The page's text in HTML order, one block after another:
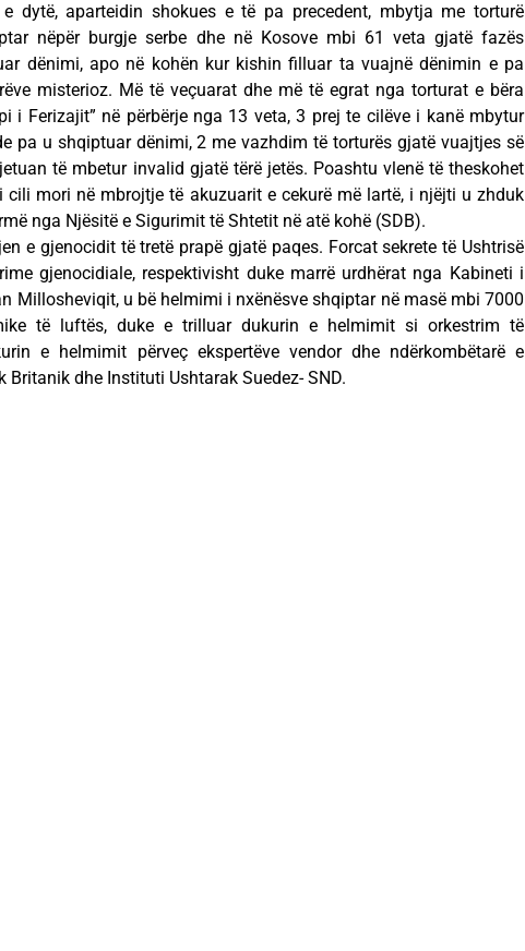
dytë, aparteidin shokues e të pa precedent, mbytja me torturë
nëpër burgje serbe dhe në Kosove mbi 61 veta gjatë fazës
dënimi, apo në kohën kur kishin filluar ta vuajnë dënimin e pa
misterioz. Më të veçuarat dhe më të egrat nga torturat e bëra
i Ferizajit” në përbërje nga 13 veta, 3 prej te cilëve i kanë mbytur
pa u shqiptuar dënimi, 2 me vazhdim të torturës gjatë vuajtjes së
të mbetur invalid gjatë tërë jetës. Poashtu vlenë të theskohet
cili mori në mbrojtje të akuzuarit e cekurë më lartë, i njëjti u zhduk
nga Njësitë e Sigurimit të Shtetit në atë kohë (SDB).
e gjenocidit të tretë prapë gjatë paqes. Forcat sekrete të Ushtrisë
gjenocidiale, respektivisht duke marrë urdhërat nga Kabineti i
Millosheviqit, u bë helmimi i nxënësve shqiptar në masë mbi 7000
të luftës, duke e trilluar dukurin e helmimit si orkestrim të
e helmimit përveç ekspertëve vendor dhe ndërkombëtarë e
dhe Instituti Ushtarak Suedez- SND.